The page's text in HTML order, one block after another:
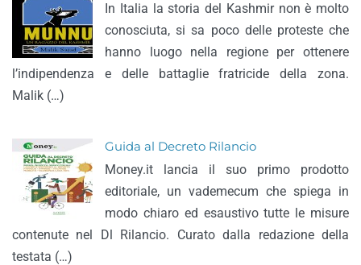
In Italia la storia del Kashmir non è molto
conosciuta, si sa poco delle proteste che
hanno luogo nella regione per ottenere
l’indipendenza e delle battaglie fratricide della zona.
Malik (…)
Guida al Decreto Rilancio
Money.it lancia il suo primo prodotto
editoriale, un vademecum che spiega in
modo chiaro ed esaustivo tutte le misure
contenute nel Dl Rilancio. Curato dalla redazione della
testata (…)